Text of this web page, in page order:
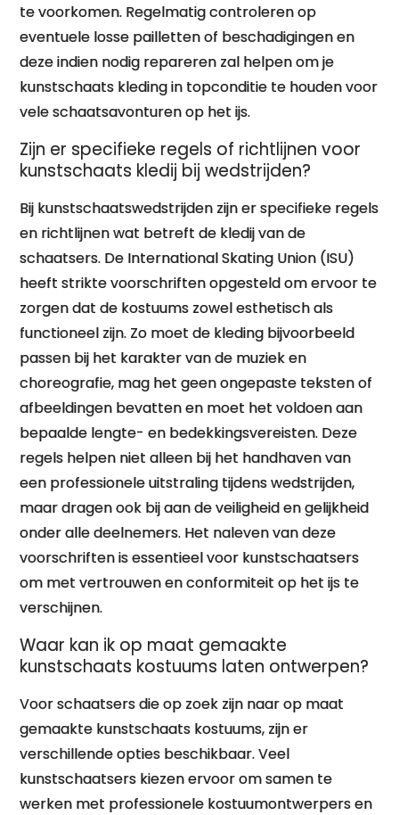
te voorkomen. Regelmatig controleren op
eventuele losse pailletten of beschadigingen en
deze indien nodig repareren zal helpen om je
kunstschaats kleding in topconditie te houden voor
vele schaatsavonturen op het ijs.
Zijn er specifieke regels of richtlijnen voor
kunstschaats kledij bij wedstrijden?
Bij kunstschaatswedstrijden zijn er specifieke regels
en richtlijnen wat betreft de kledij van de
schaatsers. De International Skating Union (ISU)
heeft strikte voorschriften opgesteld om ervoor te
zorgen dat de kostuums zowel esthetisch als
functioneel zijn. Zo moet de kleding bijvoorbeeld
passen bij het karakter van de muziek en
choreografie, mag het geen ongepaste teksten of
afbeeldingen bevatten en moet het voldoen aan
bepaalde lengte- en bedekkingsvereisten. Deze
regels helpen niet alleen bij het handhaven van
een professionele uitstraling tijdens wedstrijden,
maar dragen ook bij aan de veiligheid en gelijkheid
onder alle deelnemers. Het naleven van deze
voorschriften is essentieel voor kunstschaatsers
om met vertrouwen en conformiteit op het ijs te
verschijnen.
Waar kan ik op maat gemaakte
kunstschaats kostuums laten ontwerpen?
Voor schaatsers die op zoek zijn naar op maat
gemaakte kunstschaats kostuums, zijn er
verschillende opties beschikbaar. Veel
kunstschaatsers kiezen ervoor om samen te
werken met professionele kostuumontwerpers en